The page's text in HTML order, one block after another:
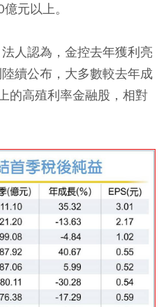
元以上。
人認為，金控去年獲利亮
續公布，大多數較去年成
的高殖利率金融股，相對